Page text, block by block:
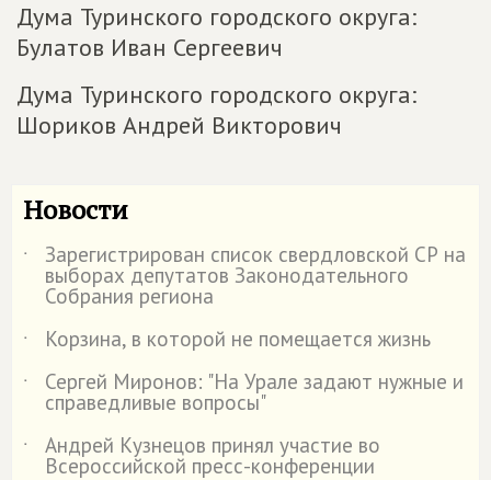
Дума Туринского городского округа:
Булатов Иван Сергеевич
Дума Туринского городского округа:
Шориков Андрей Викторович
Новости
˙ Зарегистрирован список свердловской СР на
выборах депутатов Законодательного
Собрания региона
˙
Корзина, в которой не помещается жизнь
˙
Сергей Миронов: "На Урале задают нужные и
справедливые вопросы"
˙
Андрей Кузнецов принял участие во
Всероссийской пресс-конференции